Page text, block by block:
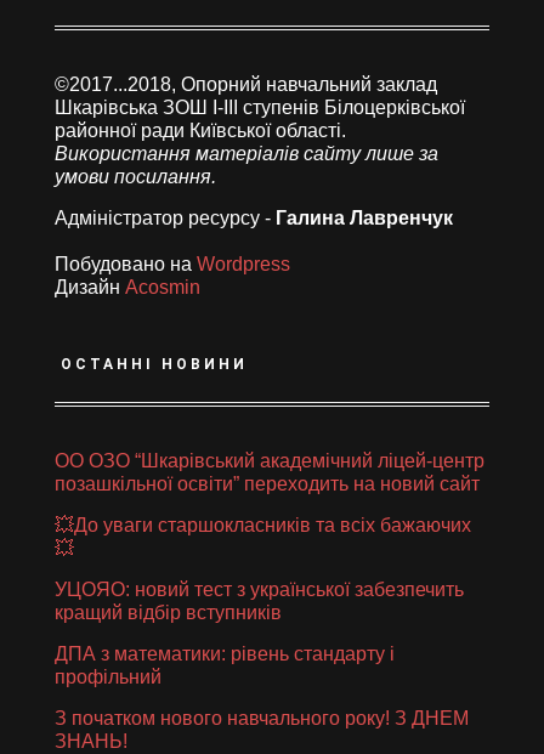
©2017...2018, Опорний навчальний заклад
Шкарівська ЗОШ І-ІІІ ступенів Білоцерківської
районної ради Київської області.
Використання матеріалів сайту лише за
умови посилання.
Адміністратор ресурсу - Галина Лавренчук
Побудовано на Wordpress
Дизайн Acosmin
ОСТАННІ НОВИНИ
ОО ОЗО “Шкарівський академічний ліцей-центр
позашкільної освіти” переходить на новий сайт
💥До уваги старшокласників та всіх бажаючих
💥
УЦОЯО: новий тест з української забезпечить
кращий відбір вступників
ДПА з математики: рівень стандарту і
профільний
З початком нового навчального року! З ДНЕМ
ЗНАНЬ!